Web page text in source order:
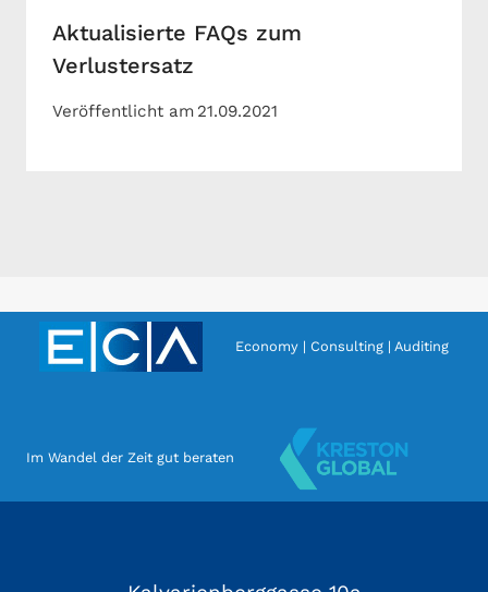
Aktualisierte FAQs zum
Verlustersatz
Veröffentlicht am 21.09.2021
Economy | Consulting | Auditing
Im Wandel der Zeit gut beraten